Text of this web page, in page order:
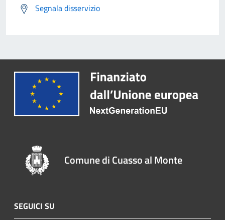
Segnala disservizio
Comune di Cuasso al Monte
SEGUICI SU